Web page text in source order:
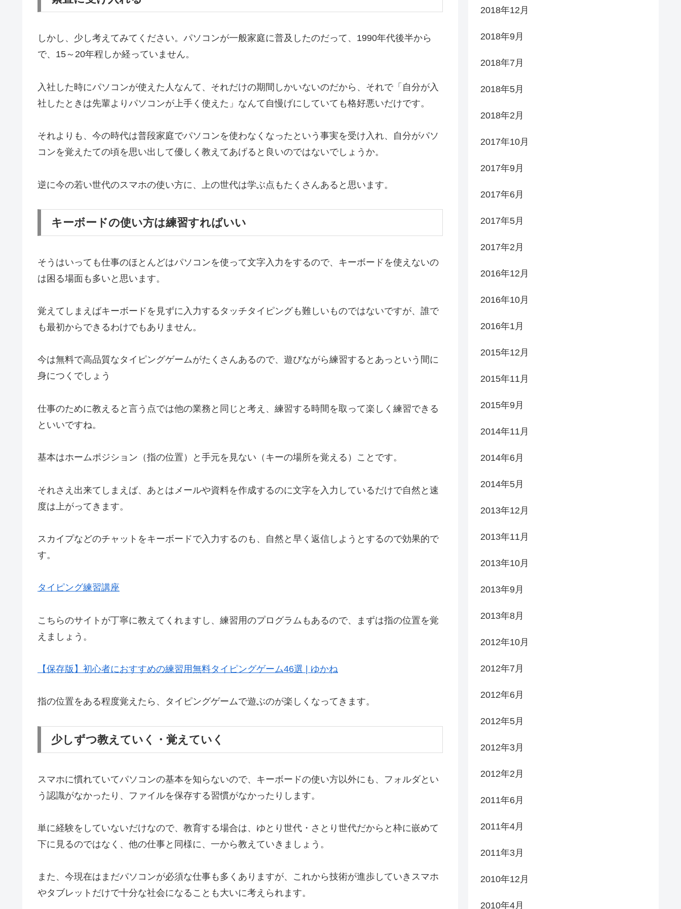
しかし、少し考えてみてください。パソコンが一般家庭に普及したのだって、1990年代後半から
で、15～20年程しか経っていません。
入社した時にパソコンが使えた人なんて、それだけの期間しかいないのだから、それで「自分が入
社したときは先輩よりパソコンが上手く使えた」なんて自慢げにしていても格好悪いだけです。
それよりも、今の時代は普段家庭でパソコンを使わなくなったという事実を受け入れ、自分がパソ
コンを覚えたての頃を思い出して優しく教えてあげると良いのではないでしょうか。
逆に今の若い世代のスマホの使い方に、上の世代は学ぶ点もたくさんあると思います。
キーボードの使い方は練習すればいい
そうはいっても仕事のほとんどはパソコンを使って文字入力をするので、キーボードを使えないの
は困る場面も多いと思います。
覚えてしまえばキーボードを見ずに入力するタッチタイピングも難しいものではないですが、誰で
も最初からできるわけでもありません。
今は無料で高品質なタイピングゲームがたくさんあるので、遊びながら練習するとあっという間に
身につくでしょう
仕事のために教えると言う点では他の業務と同じと考え、練習する時間を取って楽しく練習できる
といいですね。
基本はホームポジション（指の位置）と手元を見ない（キーの場所を覚える）ことです。
それさえ出来てしまえば、あとはメールや資料を作成するのに文字を入力しているだけで自然と速
度は上がってきます。
スカイプなどのチャットをキーボードで入力するのも、自然と早く返信しようとするので効果的で
す。
タイピング練習講座
こちらのサイトが丁寧に教えてくれますし、練習用のプログラムもあるので、まずは指の位置を覚
えましょう。
【保存版】初心者におすすめの練習用無料タイピングゲーム46選 | ゆかね
指の位置をある程度覚えたら、タイピングゲームで遊ぶのが楽しくなってきます。
少しずつ教えていく・覚えていく
スマホに慣れていてパソコンの基本を知らないので、キーボードの使い方以外にも、フォルダとい
う認識がなかったり、ファイルを保存する習慣がなかったりします。
単に経験をしていないだけなので、教育する場合は、ゆとり世代・さとり世代だからと枠に嵌めて
下に見るのではなく、他の仕事と同様に、一から教えていきましょう。
また、今現在はまだパソコンが必須な仕事も多くありますが、これから技術が進歩していきスマホ
やタブレットだけで十分な社会になることも大いに考えられます。
2018年12月
2018年9月
2018年7月
2018年5月
2018年2月
2017年10月
2017年9月
2017年6月
2017年5月
2017年2月
2016年12月
2016年10月
2016年1月
2015年12月
2015年11月
2015年9月
2014年11月
2014年6月
2014年5月
2013年12月
2013年11月
2013年10月
2013年9月
2013年8月
2012年10月
2012年7月
2012年6月
2012年5月
2012年3月
2012年2月
2011年6月
2011年4月
2011年3月
2010年12月
2010年4月